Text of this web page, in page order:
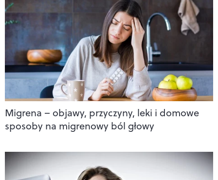
Migrena – objawy, przyczyny, leki i domowe
sposoby na migrenowy ból głowy